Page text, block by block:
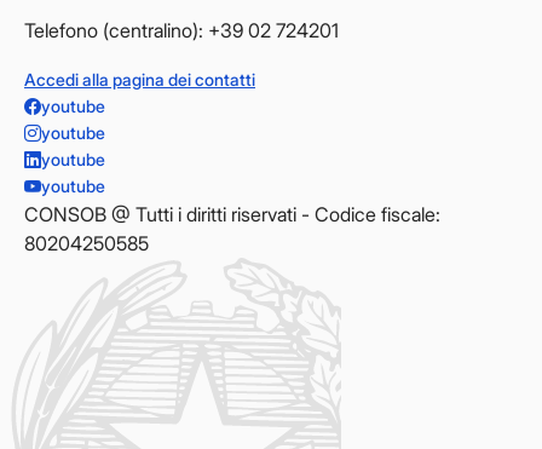
Telefono (centralino): +39 02 724201
Accedi alla pagina dei contatti
youtube
youtube
youtube
youtube
CONSOB @ Tutti i diritti riservati - Codice fiscale:
80204250585